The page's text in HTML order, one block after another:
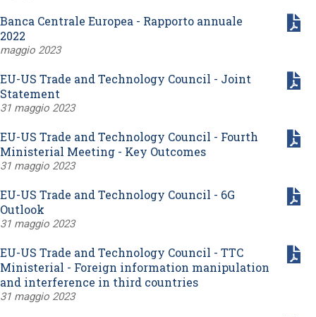
Banca Centrale Europea - Rapporto annuale
2022
maggio 2023
EU-US Trade and Technology Council - Joint
Statement
31 maggio 2023
EU-US Trade and Technology Council - Fourth
Ministerial Meeting - Key Outcomes
31 maggio 2023
EU-US Trade and Technology Council - 6G
Outlook
31 maggio 2023
EU-US Trade and Technology Council - TTC
Ministerial - Foreign information manipulation
and interference in third countries
31 maggio 2023